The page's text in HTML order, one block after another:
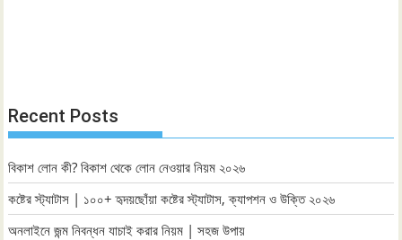
Recent Posts
বিকাশ লোন কী? বিকাশ থেকে লোন নেওয়ার নিয়ম ২০২৬
কষ্টের স্ট্যাটাস | ১০০+ হৃদয়ছোঁয়া কষ্টের স্ট্যাটাস, ক্যাপশন ও উক্তি ২০২৬
অনলাইনে জন্ম নিবন্ধন যাচাই করার নিয়ম | সহজ উপায়